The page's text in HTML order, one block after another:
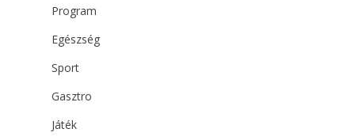
Program
Egészség
Sport
Gasztro
Játék